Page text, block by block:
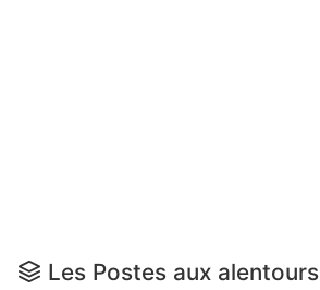
Les Postes aux alentours